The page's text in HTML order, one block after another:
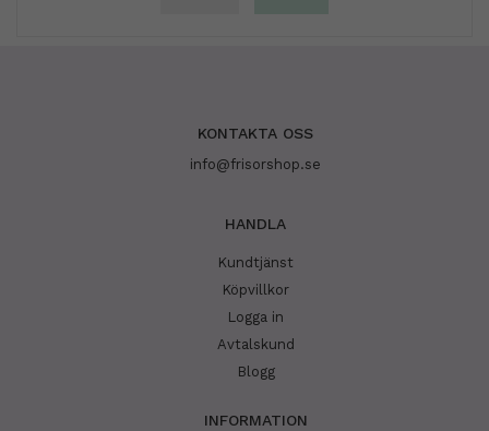
KONTAKTA OSS
info@frisorshop.se
HANDLA
Kundtjänst
Köpvillkor
Logga in
Avtalskund
Blogg
INFORMATION